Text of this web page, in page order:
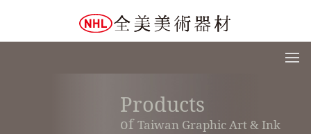
Products
of Taiwan Graphic Art & Ink